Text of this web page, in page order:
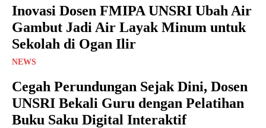
Inovasi Dosen FMIPA UNSRI Ubah Air
Gambut Jadi Air Layak Minum untuk
Sekolah di Ogan Ilir
NEWS
Cegah Perundungan Sejak Dini, Dosen
UNSRI Bekali Guru dengan Pelatihan
Buku Saku Digital Interaktif